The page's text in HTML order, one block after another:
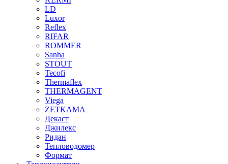
LD
Luxor
Reflex
RIFAR
ROMMER
Sanha
STOUT
Tecofi
Thermaflex
THERMAGENT
Viega
ZETKAMA
Декаст
Джилекс
Ридан
Тепловодомер
Формат